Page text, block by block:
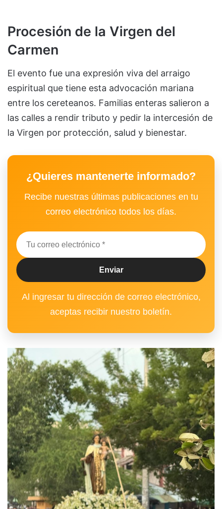
Procesión de la Virgen del
Carmen
El evento fue una expresión viva del arraigo
espiritual que tiene esta advocación mariana
entre los cereteanos. Familias enteras salieron a
las calles a rendir tributo y pedir la intercesión de
la Virgen por protección, salud y bienestar.
¿Quieres mantenerte informado?
Recibe nuestras últimas publicaciones en tu
correo electrónico todos los días.
Al ingresar tu dirección de correo electrónico,
aceptas recibir nuestro boletín.